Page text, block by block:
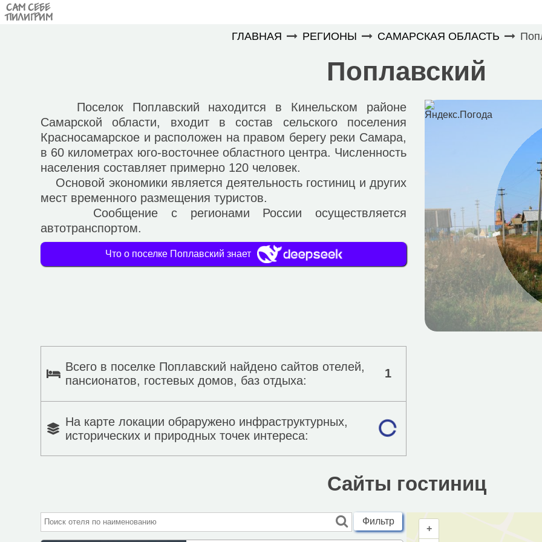
САМ СЕБЕ
ПИЛИГРИМ
ГЛАВНАЯ РЕГИОНЫ САМАРСКАЯ ОБЛАСТЬ
Поплавский
Поселок Поплавский находится в Кинельском районе
Самарской области, входит в состав сельского поселения
Красносамарское и расположен на правом берегу реки Самара,
в 60 километрах юго-восточнее областного центра. Численность
населения составляет примерно 120 человек.
Основой экономики является деятельность гостиниц и других
мест временного размещения туристов.
Сообщение с регионами России осуществляется
автотранспортом.
Что о поселке Поплавский знает
Всего в поселке Поплавский найдено сайтов отелей,
пансионатов, гостевых домов, баз отдыха:
1
На карте локации обраружено инфраструктурных,
исторических и природных точек интереса:
Сайты гостиниц
Фильтр
+